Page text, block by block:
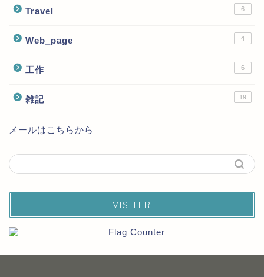
Travel 6
Web_page 4
工作 6
雑記 19
メールはこちらから
VISITER